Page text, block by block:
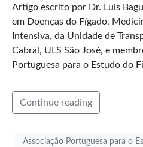
Artigo escrito por Dr. Luis
em Doenças do Fígado,
Intensiva, da Unidade de
Cabral, ULS São José, e
Portuguesa para o Estudo do
Continue reading
Associação Portuguesa para o